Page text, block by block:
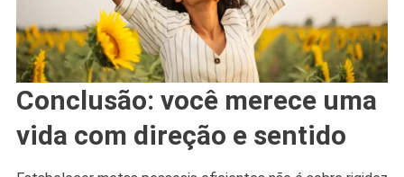
Conclusão: você merece uma
vida com direção e sentido